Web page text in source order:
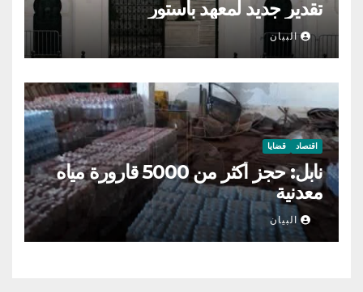
تقدير جديد لمعهد باستور
البيان
اقتصاد قضايا
نابل: حجز أكثر من 5000 قارورة مياه
معدنية
البيان